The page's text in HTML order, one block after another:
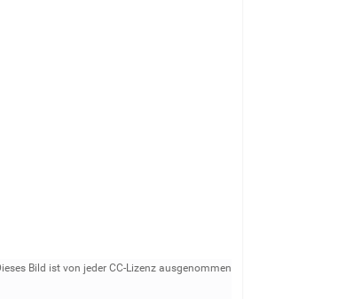
Bild ist von jeder CC-Lizenz ausgenommen